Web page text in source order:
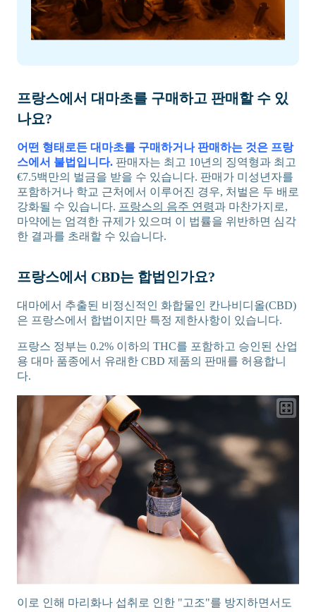
프랑스에서 대마초를 구매하고 판매할 수 있
나요?
어떤 형태로든 대마초를 구매하거나 판매하는 것은 프랑
스에서 불법입니다. 판매자는 최고 10년의 징역형과 최고
€7.5백만의 벌금을 받을 수 있습니다. 판매가 미성년자를
포함하거나 학교 근처에서 이루어진 경우, 처벌은 두 배로
강화될 수 있습니다. 프랑스의 음주 연령과 마찬가지로,
마약에는 엄격한 규제가 있으며 이 법률을 위반하면 심각
한 결과를 초래할 수 있습니다.
프랑스에서 CBD는 합법인가요?
대마에서 추출된 비정신적인 화합물인 칸나비디올(CBD)
은 프랑스에서 합법이지만 특정 제한사항이 있습니다.
프랑스 정부는 0.2% 이하의 THC를 포함하고 승인된 산업
용 대마 품종에서 유래한 CBD 제품의 판매를 허용합니
다.
이로 인해 마리화나 섭취로 인한 "고조"를 방지하면서도